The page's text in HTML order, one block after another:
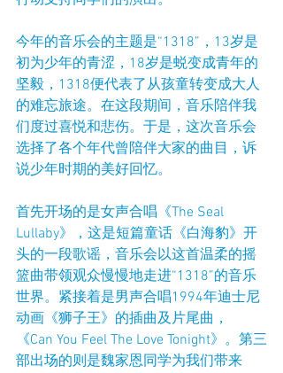
今年的音乐会的主题是“1318”，13岁是
初为少年的青涩，18岁是蜕变成青年的
坚毅，1318便代表了从孩童转变成大人
的难忘旅途。在这段期间，音乐陪伴我
们度过喜悦和悲伤。于是，这次音乐会
选择了各个年代曾陪伴大家的曲目，诉
说少年时期的美好回忆。
首先开场的是女声合唱《The Seal
Lullaby》，这是短篇童话《白海豹》开
头的一段歌谣，音乐会以这首温柔的摇
篮曲带领观众慢慢地走进“1318”的音乐
世界。紧接着是男声合唱1994年迪士尼
动画《狮子王》的插曲及片尾曲，
《Can You Feel The Love Tonight》。第三
部出场的则是魏家恩同学为我们带来